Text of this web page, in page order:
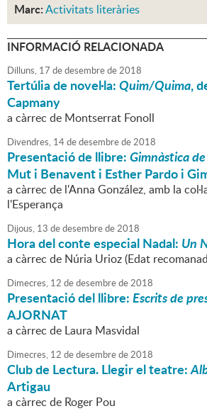
Marc:Activitats literàries
INFORMACIÓ RELACIONADA
Dilluns, 17 dedesembrede2018
Tertúlia de novel·la:Quim/Quima,
Capmany
a càrrec de Montserrat Fonoll
Divendres, 14dedesembrede2018
Presentació de llibre:Gimnàstica
Mut i Benavent i Esther Pardo i
a càrrec de l'Anna González, amb la
l'Esperança
Dijous, 13 dedesembrede2018
Hora del conte especial Nadal: Un
a càrrec de Núria Urioz (Edat
Dimecres, 12 dedesembrede2018
Presentació del llibre:Escrits de
AJORNAT
a càrrec de Laura Masvidal
Dimecres, 12 dedesembrede2018
Club de Lectura. Llegir el teatre:
Artigau
a càrrec de Roger Pou